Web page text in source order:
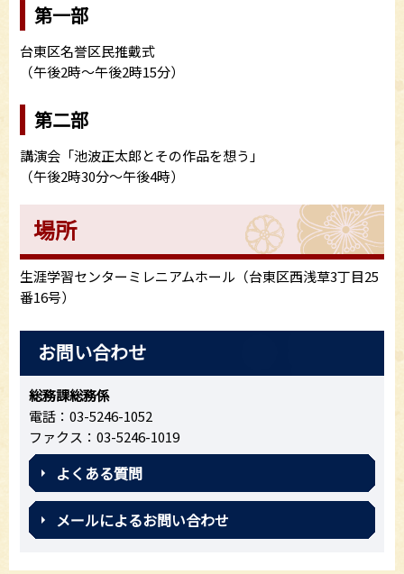
第一部
台東区名誉区民推戴式
（午後2時～午後2時15分）
第二部
講演会「池波正太郎とその作品を想う」
（午後2時30分～午後4時）
場所
生涯学習センターミレニアムホール（台東区西浅草3丁目25
番16号）
お問い合わせ
総務課総務係
電話：03-5246-1052
ファクス：03-5246-1019
よくある質問
メールによるお問い合わせ